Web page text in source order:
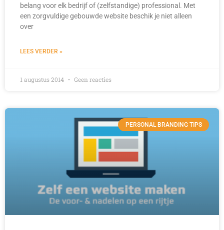
belang voor elk bedrijf of (zelfstandige) professional. Met
een zorgvuldige gebouwde website beschik je niet alleen
over
LEES VERDER »
1 augustus 2014 Geen reacties
PERSONAL BRANDING TIPS